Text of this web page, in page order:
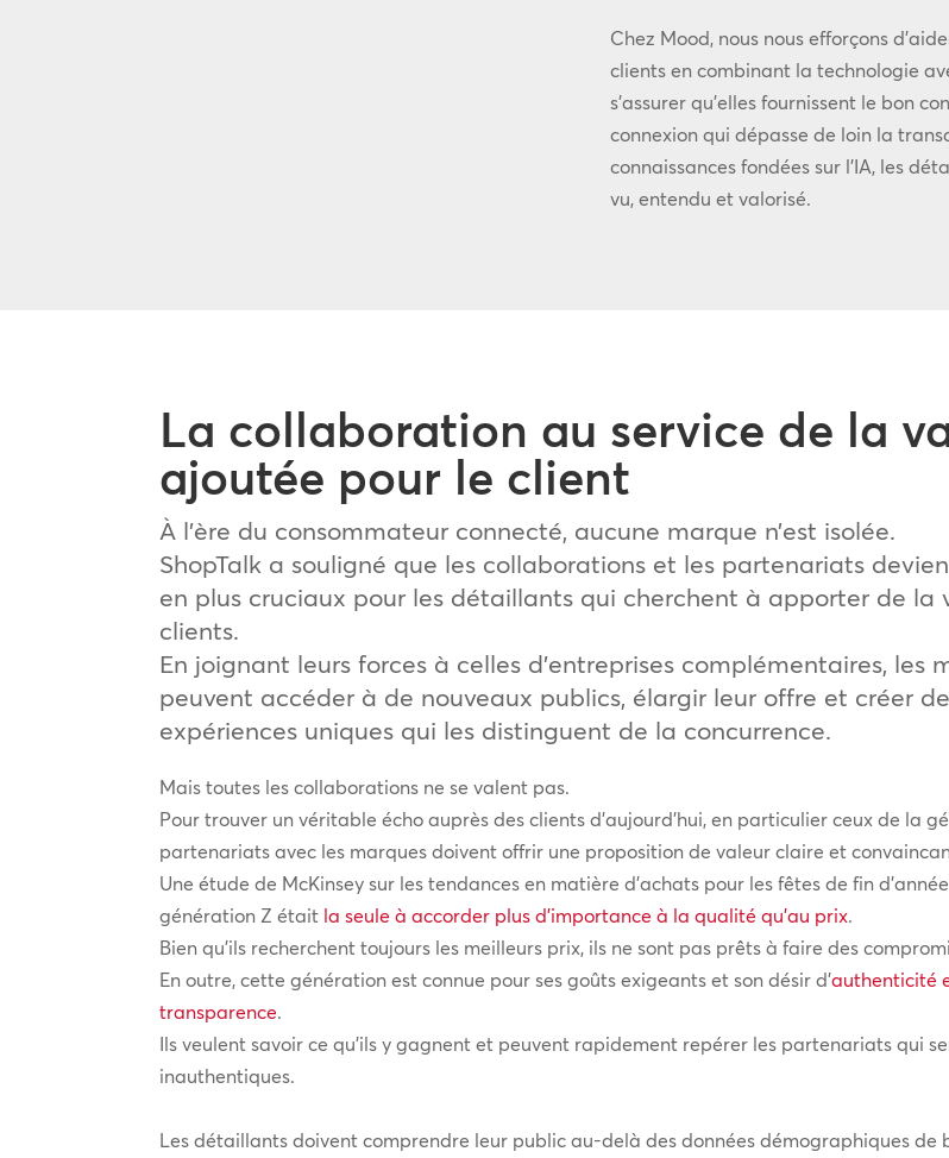
Chez Mood, nous nous efforçons
clients en combinant la technologie
s’assurer qu’elles fournissent le bon
connexion qui dépasse de loin la
connaissances fondées sur l’IA, les
vu, entendu et valorisé.
La collaboration au service de la
ajoutée pour le client
À l’ère du consommateur connecté, aucune marque n’est isolée.
ShopTalk a souligné que les collaborations et les partenariats
en plus cruciaux pour les détaillants qui cherchent à apporter de la
clients.
En joignant leurs forces à celles d’entreprises complémentaires, les
peuvent accéder à de nouveaux publics, élargir leur offre et créer
expériences uniques qui les distinguent de la concurrence.
Mais toutes les collaborations ne se valent pas.
Pour trouver un véritable écho auprès des clients d’aujourd’hui, en particulier ceux de la
partenariats avec les marques doivent offrir une proposition de valeur claire et
Une étude de McKinsey sur les tendances en matière d’achats pour les fêtes de fin
génération Z était la seule à accorder plus d’importance à la qualité qu’au prix.
Bien qu’ils recherchent toujours les meilleurs prix, ils ne sont pas prêts à faire des
En outre, cette génération est connue pour ses goûts exigeants et son désir d’authenticité
transparence.
Ils veulent savoir ce qu’ils y gagnent et peuvent rapidement repérer les partenariats qui
inauthentiques.
Les détaillants doivent comprendre leur public au-delà des données démographiques de